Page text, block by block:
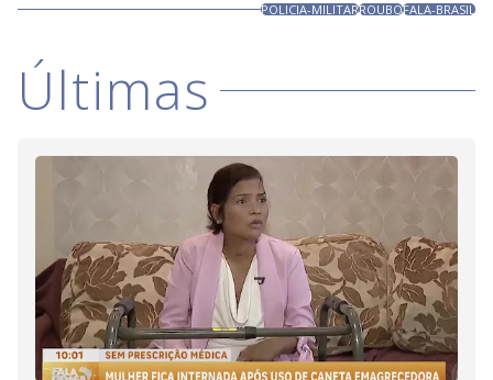
POLICIA-MILITARROUBOFALA-BRASIL
Últimas